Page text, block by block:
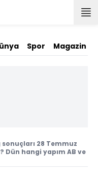
Spor Magazin
sonuçları 28 Temmuz
Dün hangi yapım AB ve